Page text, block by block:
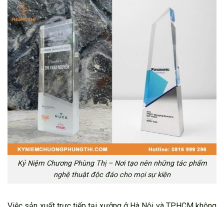
Kỷ Niệm Chương Phùng Thị – Nơi tạo nên những tác phẩm
nghệ thuật độc đáo cho mọi sự kiện